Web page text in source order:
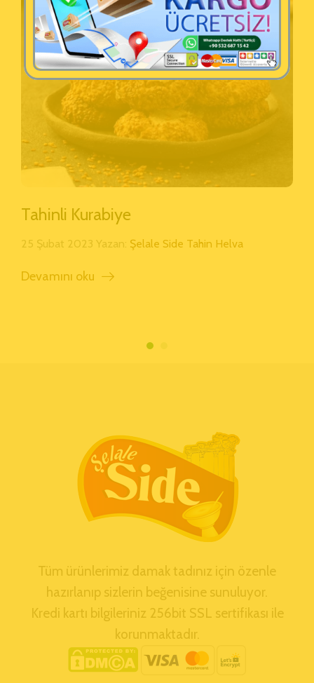
Tahinli Kurabiye
25 Şubat 2023 Yazan: Şelale Side Tahin Helva
Devamını oku
Tüm ürünlerimiz damak tadınız için özenle
hazırlanıp sizlerin beğenisine sunuluyor.
Kredi kartı bilgileriniz 256bit SSL sertifikası ile
korunmaktadır.